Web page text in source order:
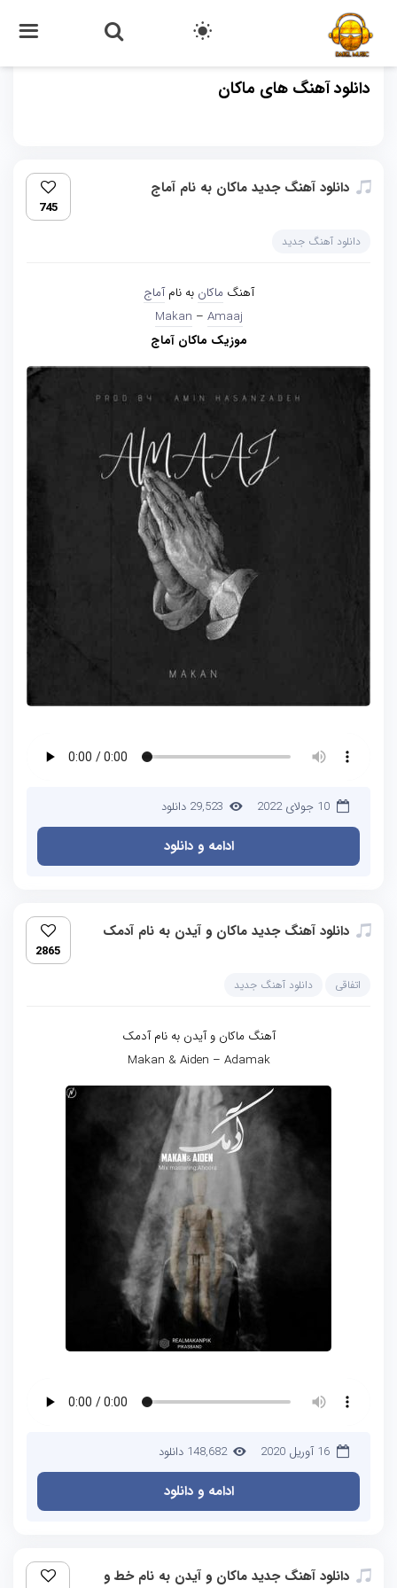
دانلود آهنگ های ماکان
دانلود آهنگ جدید ماکان به نام آماج
745
دانلود آهنگ جدید
آهنگ ماکان به نامآماج
Makan – Amaaj
موزیک ماکان آماج
10 جولای 2022 29,523 دانلود
ادامه و دانلود
دانلود آهنگ جدید ماکان و آیدن به نام آدمک
2865
اتفاقی دانلود آهنگ جدید
آهنگ ماکان و آیدن به نام آدمک
Makan & Aiden – Adamak
16 آوریل 2020 148,682 دانلود
ادامه و دانلود
دانلود آهنگ جدید ماکان و آیدن به نام خط و